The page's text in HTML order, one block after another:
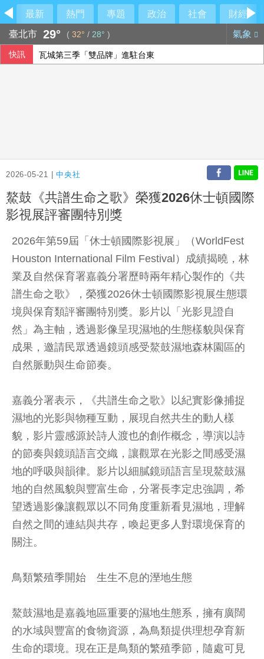
最新 熱門 專題 政治 社會
財經
臺北市 29° ( 32° / 28° ) 氣象
快訊 瓦城第三季「雙品牌」進駐台東
2026-05-21 |中央社
鰲鼓《共譜生命之歌》榮獲2026休士頓國際
影視展評審團特別獎
2026年第59屆「休士頓國際影視展」（WorldFest
Houston International Film Festival）成績揭曉，林
業及自然保育署嘉義分署歷時兩年精心製作的《共
譜生命之歌》，榮獲2026休士頓國際影視展生態環
境與保育類評審團特別獎。影片以「光影見證自
然」為主軸，透過影像呈現濕地的生態樣貌與保育
成果，邀請民眾透過鏡頭感受鰲鼓濕地森林園區的
自然脈動與生命節奏。
嘉義分署表示，《共譜生命之歌》以紀實影像捕捉
濕地的光影與物種互動，展現自然共生的動人樣
貌，影片靈感源於詩人渡也的創作概念，導演以詩
的節奏與鏡頭語言交織，讓觀眾在光影之間感受濕
地的呼吸與韻律。影片以細膩鏡頭語言呈現鰲鼓濕
地的自然風貌與豐富生命，分署長李定忠強調，希
望透過影像讓觀眾以不同角度重新看見濕地，理解
自然之間的連結與共存，喚起更多人對環境保育的
關注。
鳥類繁殖季開始 生生不息的溼地生態
鰲鼓濕地是嘉義地區重要的濕地生態系，擁有廣闊
的水域與豐富的食物資源，為鳥類提供理想孕育新
生命的環境。現在正是鳥類的繁殖季節，隨處可見